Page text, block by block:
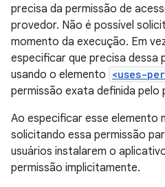
precisa da permissão de
provedor. Não é possível
momento da execução. Em
especificar que precisa dessa
usando o elemento <uses-
permissão exata definida pelo
Ao especificar esse elemento
solicitando essa permissão
usuários instalarem o
permissão implicitamente.